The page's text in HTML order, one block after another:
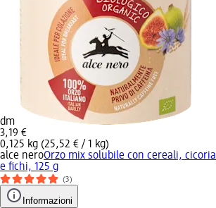
dm
3,19 €
0,125 kg (25,52 € / 1 kg)
alce neroOrzo mix solubile con cereali, cicoria
e fichi, 125 g
(3)
Informazioni